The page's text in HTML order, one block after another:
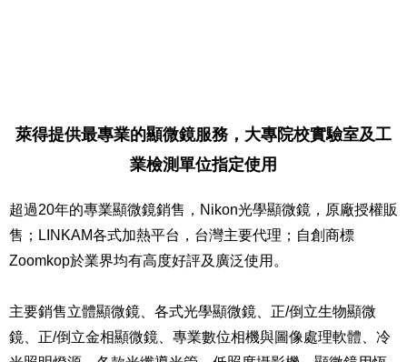
萊得提供最專業的顯微鏡服務，大專院校實驗室及工
業檢測單位指定使用
超過20年的專業顯微鏡銷售，Nikon光學顯微鏡，原廠授權販
售；LINKAM各式加熱平台，台灣主要代理；自創商標
Zoomkop於業界均有高度好評及廣泛使用。
主要銷售立體顯微鏡、各式光學顯微鏡、正/倒立生物顯微
鏡、正/倒立金相顯微鏡、專業數位相機與圖像處理軟體、冷